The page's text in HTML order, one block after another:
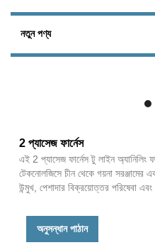
নতুন পণ্য
2 প্যাসেজ ফার্নেস
এই 2 প্যাসেজ ফার্নেস টু লাইন অ্যানিলিং
টেকনোলজিসে চীন থেকে গয়না সরঞ্জামের
উন্মুখ, পেশাদার বিক্রয়োত্তর পরিষেবা
অনুসন্ধান পাঠান